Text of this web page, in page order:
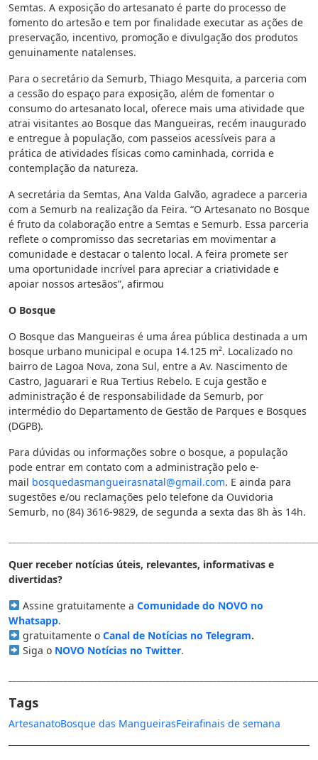
Semtas. A exposição do artesanato é parte do processo de
fomento do artesão e tem por finalidade executar as ações de
preservação, incentivo, promoção e divulgação dos produtos
genuinamente natalenses.
Para o secretário da Semurb, Thiago Mesquita, a parceria com
a cessão do espaço para exposição, além de fomentar o
consumo do artesanato local, oferece mais uma atividade que
atrai visitantes ao Bosque das Mangueiras, recém inaugurado
e entregue à população, com passeios acessíveis para a
prática de atividades físicas como caminhada, corrida e
contemplação da natureza.
A secretária da Semtas, Ana Valda Galvão, agradece a parceria
com a Semurb na realização da Feira. “O Artesanato no Bosque
é fruto da colaboração entre a Semtas e Semurb. Essa parceria
reflete o compromisso das secretarias em movimentar a
comunidade e destacar o talento local. A feira promete ser
uma oportunidade incrível para apreciar a criatividade e
apoiar nossos artesãos”, afirmou
O Bosque
O Bosque das Mangueiras é uma área pública destinada a um
bosque urbano municipal e ocupa 14.125 m². Localizado no
bairro de Lagoa Nova, zona Sul, entre a Av. Nascimento de
Castro, Jaguarari e Rua Tertius Rebelo. E cuja gestão e
administração é de responsabilidade da Semurb, por
intermédio do Departamento de Gestão de Parques e Bosques
(DGPB).
Para dúvidas ou informações sobre o bosque, a população
pode entrar em contato com a administração pelo e-
mail bosquedasmangueirasnatal@gmail.com. E ainda para
sugestões e/ou reclamações pelo telefone da Ouvidoria
Semurb, no (84) 3616-9829, de segunda a sexta das 8h às 14h.
Quer receber notícias úteis, relevantes, informativas e
divertidas?
Assine gratuitamente a Comunidade do NOVO no
Whatsapp.
gratuitamente o Canal de Notícias no Telegram.
Siga o NOVO Notícias no Twitter.
Tags
ArtesanatoBosque das MangueirasFeirafinais de semana